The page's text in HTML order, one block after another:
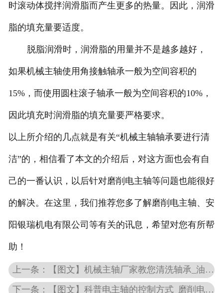
时滚动体搅拌润滑脂而产生更多的热量。因此，润滑
脂的填充量要适度。
脱脂润滑时，润滑脂的用量并不是越多越好，
如果机械主轴使用角接触轴承一般为空间容积的
15%，而使用圆柱滚子轴承一般为空间容积的10%，
因此填充时润滑脂的填充量要严格要求。
以上所介绍的几点就是有关“机械主轴轴承要进行清
洁”的，相信看了本文的介绍后，对这方面也会有自
己的一番认识，以后针对磨削电主轴等问题也能很好
的解决。在这里，我们推荐您多了解磨削电主轴、安
阳银瑞机电有限公司等有关的讯息，希望对您有所帮
助！
上一条：【图文】机械主轴厂家教您清洗轴承_油气润滑对机械主轴温度的影响
下一条：【图文】科普电主轴的控制方式_磨削电主轴使用时要做的检查